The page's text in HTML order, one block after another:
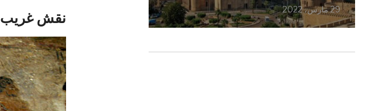
نقش غريب
29 مارس، 2022